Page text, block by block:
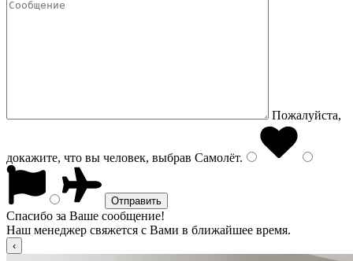
Пожалуйста,
докажите, что вы человек, выбрав Самолёт.
Спасибо за Ваше сообщение!
Наш менеджер свяжется с Вами в ближайшее время.